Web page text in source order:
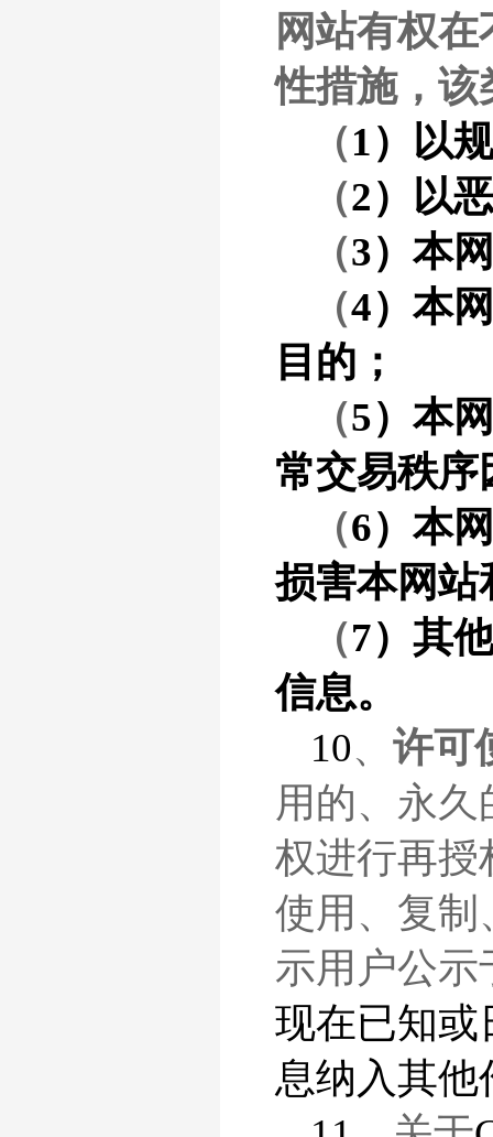
网站有权
性措施，该
（1）以
（2）以
（3）本
（4）本
目的；
（5）本
常交易秩序
（6）本
损害本网站
（7）其
信息。
10、 许可
用的、永
权进行再授
使用、复制
示用户公示
现在已知或
息纳入其他